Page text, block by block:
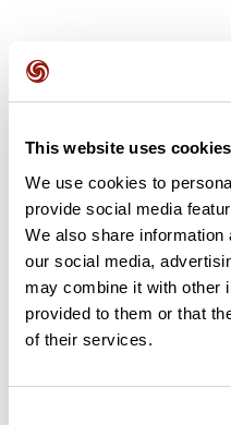
This website uses cookies
We use cookies to
provide social media
We also share
our social media,
may combine it with other
provided to them or that
of their services.
Opiniones de los usuarios
Este recorrido aún no
completado? ¡Deja la